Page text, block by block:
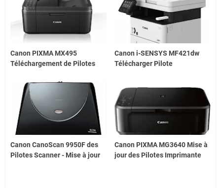
Canon PIXMA MX495
Téléchargement de Pilotes
Canon i-SENSYS MF421dw
Télécharger Pilote
Canon CanoScan 9950F des
Pilotes Scanner - Mise à jour
Canon PIXMA MG3640 Mise à
jour des Pilotes Imprimante